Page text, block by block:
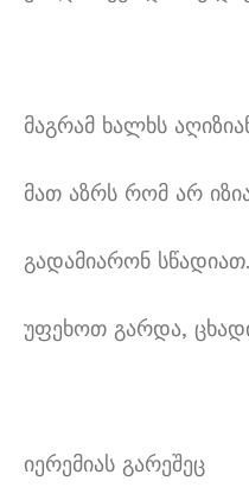
მაგრამ ხალხს
მათ აზრს რომ არ
გადამიარონ სწადიათ.
უფეხოთ გარდა,
იერემიას გარეშეც